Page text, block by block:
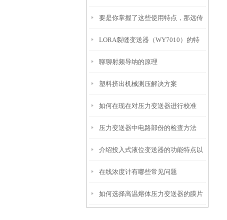
型必须知道的参数
要是你掌握了这些使用特点，那远传
差压变送器的效率将翻倍增长
LORA裂缝变送器（WY7010）的特
点和安装注意事项
聊聊射频导纳的原理
塑料挤出机械测压解决方案
如何在现在对压力变送器进行校准
压力变送器中电路部份的检查方法
介绍投入式液位变送器的功能特点以
及调试方法
在线浓度计有哪些常见问题
如何选择高温熔体压力变送器的膜片